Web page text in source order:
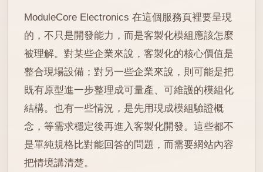
ModuleCore Electronics 在這個服務頁裡要呈現
的，不只是開發能力，而是客製化模組應該怎麼
被理解。對某些企業來說，客製化的核心價值是
整合現場設備；對另一些企業來說，則可能是把
既有原型進一步整理成可量產、可維護的模組化
結構。也有一些情況，是先用現成模組驗證概
念，等需求穩定後再進入客製化開發。這些都不
是單純規格比對能回答的問題，而需要網站內容
把情境講清楚。